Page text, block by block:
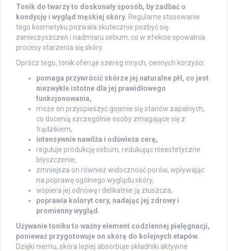
Tonik do twarzy to doskonały sposób, by zadbać o
kondycję i wygląd męskiej skóry. Regularne stosowanie
tego kosmetyku pozwala skutecznie pozbyć się
zanieczyszczeń i nadmiaru sebum, co w efekcie spowalnia
procesy starzenia się skóry.
Oprócz tego, tonik oferuje szereg innych, cennych korzyści:
pomaga przywrócić skórze jej naturalne pH, co jest
niezwykle istotne dla jej prawidłowego
funkcjonowania,
może on przyspieszyć gojenie się stanów zapalnych,
co docenią szczególnie osoby zmagające się z
trądzikiem,
intensywnie nawilża i odświeża cerę,
reguluje produkcję sebum, redukując nieestetyczne
błyszczenie,
zmniejsza on również widoczność porów, wpływając
na poprawę ogólnego wyglądu skóry,
wspiera jej odnowę i delikatnie ją złuszcza,
poprawia koloryt cery, nadając jej zdrowy i
promienny wygląd.
Używanie toniku to ważny element codziennej pielęgnacji,
ponieważ przygotowuje on skórę do kolejnych etapów.
Dzięki niemu, skóra lepiej absorbuje składniki aktywne